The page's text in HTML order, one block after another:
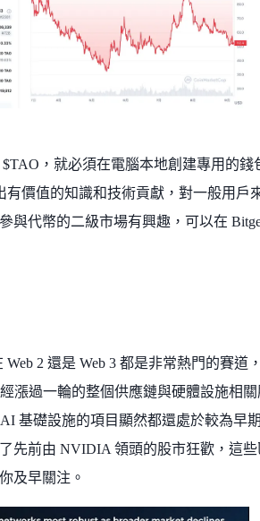
，就必須在電腦本地創建專用的錢
有價值的知識和技術貢獻，對一般用戶
與代幣的二級市場有興趣，可以在
2 還是 Web 3 都是非常熱門的賽道
漲過一輪的整個供應鏈與硬體設施相
基礎設施的項目顯然都還處於較為早
先前由 NVIDIA 領頭的股市狂歡，這些
及早關注。